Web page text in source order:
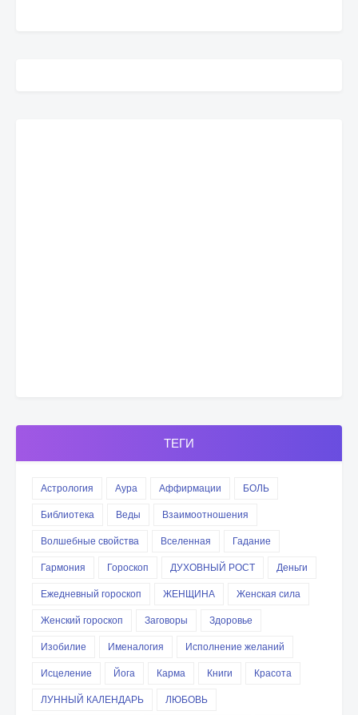
ТЕГИ
Астрология Аура Аффирмации
БОЛЬ
Библиотека
Веды
Взаимоотношения
Волшебные свойства
Вселенная
Гадание
Гармония
Гороскоп ДУХОВНЫЙ РОСТ
Деньги
Ежедневный гороскоп
ЖЕНЩИНА
Женская сила
Женский гороскоп
Заговоры
Здоровье
Изобилие
Именалогия
Исполнение желаний
Исцеление
Йога Карма Книги
Красота
ЛУННЫЙ КАЛЕНДАРЬ
ЛЮБОВЬ